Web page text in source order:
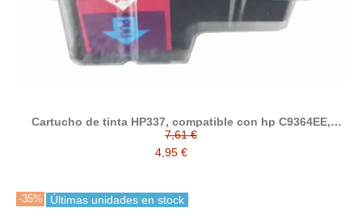
Cartucho de tinta HP337, compatible con hp C9364EE,
negro
7,61 €
4,95 €
-35% Últimas unidades en stock